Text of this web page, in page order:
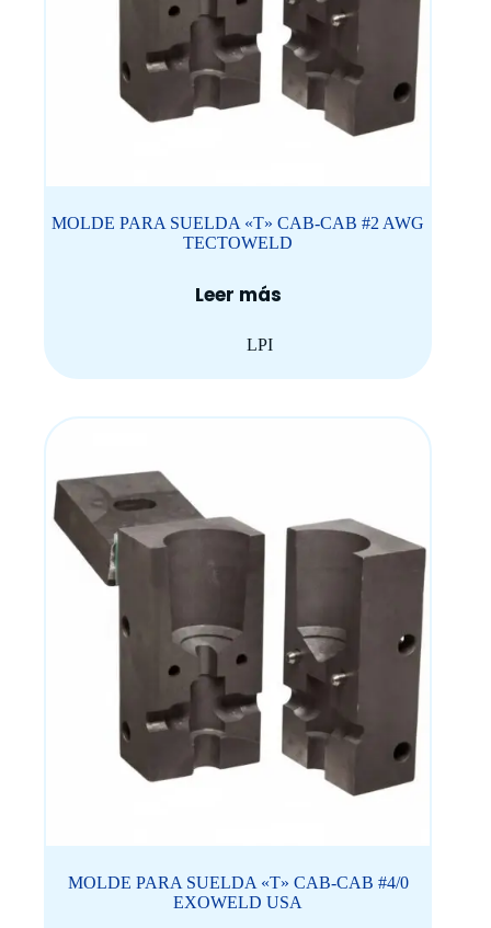
MOLDE PARA SUELDA «T» CAB-CAB #2 AWG
TECTOWELD
Leer más
LPI
MOLDE PARA SUELDA «T» CAB-CAB #4/0
EXOWELD USA